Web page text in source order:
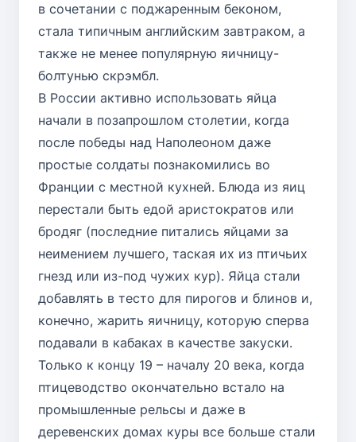
в сочетании с поджаренным беконом,
стала типичным английским завтраком, а
также не менее популярную яичницу-
болтунью скрэмбл.
В России активно использовать яйца
начали в позапрошлом столетии, когда
после победы над Наполеоном даже
простые солдаты познакомились во
Франции с местной кухней. Блюда из яиц
перестали быть едой аристократов или
бродяг (последние питались яйцами за
неимением лучшего, таская их из птичьих
гнезд или из-под чужих кур). Яйца стали
добавлять в тесто для пирогов и блинов и,
конечно, жарить яичницу, которую сперва
подавали в кабаках в качестве закуски.
Только к концу 19 – началу 20 века, когда
птицеводство окончательно встало на
промышленные рельсы и даже в
деревенских домах куры все больше стали